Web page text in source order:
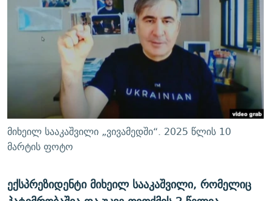
ᲛᲝᲚᲐᲞᲐᲠᲐᲙᲔ ᲢᲔᲥᲡᲢᲔᲑᲘ
ᲨᲘᲜ - ᲣᲪᲮᲝᲔᲗᲨᲘ
ᲚᲘᲢᲔᲠᲐᲢᲣᲠᲣᲚᲘ ᲬᲐᲮᲜᲐᲒᲔᲑᲘ
ᲐᲛᲔᲠᲘᲙᲣᲚᲘ ᲛᲝᲗᲮᲠᲝᲑᲐ
ᲘᲛᲞᲔᲠᲘᲐ ᲓᲐ ᲠᲐᲓᲘᲝ
ᲩᲔᲛᲘ ᲡᲘᲙᲕᲓᲘᲚᲘᲡ ᲛᲘᲖᲔᲖᲘᲐ COVID-19
11 ᲬᲔᲚᲘ - 11 ᲐᲛᲑᲐᲕᲘ
ᲡᲐᲞᲐᲠᲚᲐᲛᲔᲜᲢᲝ ᲐᲠᲩᲔᲕᲜᲔᲑᲘᲡ ᲘᲡᲢᲝᲠᲘᲐ
ᲑᲐᲕᲨᲕᲔᲑᲘ ᲞᲠᲝᲡᲢᲘᲢᲣᲪᲘᲐᲨᲘ - ᲐᲛᲝᲣᲗᲥᲛᲔᲚᲘ ᲐᲛᲑᲐᲕᲘ
5 ᲐᲛᲑᲐᲕᲘ - 20 ᲘᲕᲜᲘᲡᲡ ᲓᲐᲨᲐᲕᲔᲑᲣᲚᲔᲑᲘ
ᲐᲒᲕᲘᲡᲢᲝᲡ ᲝᲛᲘ
ПРИВЕТ ᲙᲣᲚᲢᲣᲠᲐ
ᲒᲐᲛᲝᲘᲬᲔᲠᲔ
რთე/რთ-ის ყველა საიტი
მიხეილ სააკაშვილი „ვივამედში“. 2025 წლის 10
მარტის ფოტო
ექსპრეზიდენტი მიხეილ სააკაშვილი, რომელიც